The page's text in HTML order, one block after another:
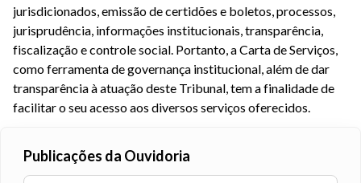
jurisdicionados, emissão de certidões e boletos, processos,
jurisprudência, informações institucionais, transparência,
fiscalização e controle social. Portanto, a Carta de Serviços,
como ferramenta de governança institucional, além de dar
transparência à atuação deste Tribunal, tem a finalidade de
facilitar o seu acesso aos diversos serviços oferecidos.
Publicações da Ouvidoria